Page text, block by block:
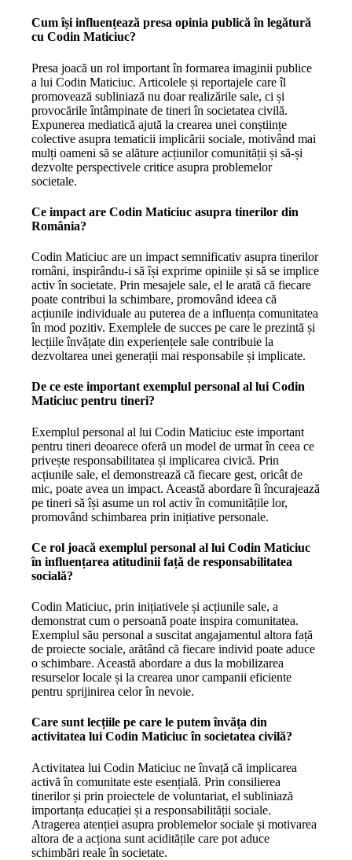
Cum își influențează presa opinia publică în legătură
cu Codin Maticiuc?
Presa joacă un rol important în formarea imaginii publice
a lui Codin Maticiuc. Articolele și reportajele care îl
promovează subliniază nu doar realizările sale, ci și
provocările întâmpinate de tineri în societatea civilă.
Expunerea mediatică ajută la crearea unei conștiințe
colective asupra tematicii implicării sociale, motivând mai
mulți oameni să se alăture acțiunilor comunității și să-și
dezvolte perspectivele critice asupra problemelor
societale.
Ce impact are Codin Maticiuc asupra tinerilor din
România?
Codin Maticiuc are un impact semnificativ asupra tinerilor
români, inspirându-i să își exprime opiniile și să se implice
activ în societate. Prin mesajele sale, el le arată că fiecare
poate contribui la schimbare, promovând ideea că
acțiunile individuale au puterea de a influența comunitatea
în mod pozitiv. Exemplele de succes pe care le prezintă și
lecțiile învățate din experiențele sale contribuie la
dezvoltarea unei generații mai responsabile și implicate.
De ce este important exemplul personal al lui Codin
Maticiuc pentru tineri?
Exemplul personal al lui Codin Maticiuc este important
pentru tineri deoarece oferă un model de urmat în ceea ce
privește responsabilitatea și implicarea civică. Prin
acțiunile sale, el demonstrează că fiecare gest, oricât de
mic, poate avea un impact. Această abordare îi încurajează
pe tineri să își asume un rol activ în comunitățile lor,
promovând schimbarea prin inițiative personale.
Ce rol joacă exemplul personal al lui Codin Maticiuc
în influențarea atitudinii față de responsabilitatea
socială?
Codin Maticiuc, prin inițiativele și acțiunile sale, a
demonstrat cum o persoană poate inspira comunitatea.
Exemplul său personal a suscitat angajamentul altora față
de proiecte sociale, arătând că fiecare individ poate aduce
o schimbare. Această abordare a dus la mobilizarea
resurselor locale și la crearea unor campanii eficiente
pentru sprijinirea celor în nevoie.
Care sunt lecțiile pe care le putem învăța din
activitatea lui Codin Maticiuc în societatea civilă?
Activitatea lui Codin Maticiuc ne învață că implicarea
activă în comunitate este esențială. Prin consilierea
tinerilor și prin proiectele de voluntariat, el subliniază
importanța educației și a responsabilității sociale.
Atragerea atenției asupra problemelor sociale și motivarea
altora de a acționa sunt aciditățile care pot aduce
schimbări reale în societate.